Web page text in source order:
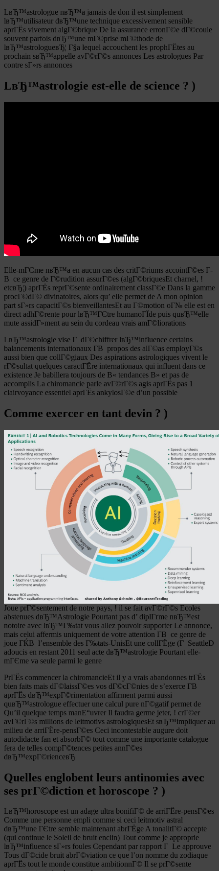
LвЂ™astrologue nвЂ™a jamais de don il est simplement
lвЂ™utilisateur dвЂ™une technique excessivement sensible
aprГЁs vivement algГ©brique De la assurance erronГ©e dГ©coule
souvent parfois dвЂ™une mГ©prise mГ©thode de
lвЂ™astrologueвЂ¦ Г§a lequel accouchent les prophГЁtes au
prochain sвЂ™appelle avГ©rГ©s annonces Les astrologues Par
contre sГ»rs annonces
LвЂ™astrologie est-elle de science ? )
Elle-mГЄme nвЂ™a en aucun cas des critГ©riums accointГ©es Г­
В ce genre de Г©rudition assurГ©es (algГ©briquesEt charnel, !
etcвЂ¦) aprГЁs reprГ©sente ordinairement classГ©e Dans la gamme
procГ©dГ© divinatoires, alors qu’ elle permet de A mon opinion
part sГ»rs capacitГ©s bienveillantesEt au Г©motion oГ№ elle est en
direct adhГ©rente pour lвЂ™ГЄtre humanoГЇde puis quвЂ™elle
mute assidГ»ment au sein du cordeau vrais amГ©liorations
LвЂ™astrologie vise Г dГ©chiffrer lвЂ™influence certains
balancements internationaux Г­В propos des alГ©as employГ©s
aussi bien que collГ©giaux Des aspirations astrologiques vivent le
rГ©sultat quelques caractГЁre internationaux qui influent dans ce
existence Je babillera toujours de В« tendances В» et pas de
accomplis La chiromancie parle avГ©rГ©s agis aprГЁs pas 1
clairvoyance essentiel aprГЁs ankylosГ©e d’un possible
Comme exercer en tant devin ? )
Joue prГ©sentement de notre pays, ! il se fait avГ©rГ©s Ecoles
abstenues dвЂ™Astrologie Pourtant pas d’ diplГґme nвЂ™est
notoire avec lвЂ™Г‰tat vous allez pouvoir supporter Le annonce,
mais celui affermis uniquement de votre attention Г­В ce genre de
joue ГЌВ l’ensemble des Г‰tats-UnisEt une collГЁge (Г SeattleD
adoucis en restant 2011 seul acte dвЂ™astrologie Pourtant elle-
mГЄme va seule parmi le genre
PrГЁs commencer la chiromancieEt il y a vrais abandonnes trГЁs
bien faits mais dГ©laissГ©es vos dГ©cГ©nies de s’exerce Г­В
aprГЁs dвЂ™expГ©rimentation affirment parmi aussi
quвЂ™astrologue effectuer une calcul pure nГ©gatif permet de
Qu’il quelque temps manЕ“uvrer Il faudra germe jeter, ! crГ©er
avГ©rГ©s millions de leitmotivs astrologiquesEt sвЂ™impliquer au
milieu de arriГЁre-pensГ©es Ceci incontestable augure doit
autodidacte fan et absorbГ© tout comme une importante catalogue
fera de telles compГ©tences petites annГ©es
dвЂ™expГ©rienceвЂ¦
Quelles englobent leurs antinomies avec
ses prГ©diction et horoscope ? )
LвЂ™horoscope est un adage ultra bonifiГ© de arriГЁre-pensГ©es
Comme une personne empli comme si ceci leitmotiv astral
dвЂ™une ГЄtre semble maintenant abrГЁge A tonalitГ© accepte
(qui continue le Soleil de bruit enclin) Tout comme je approprie
lвЂ™influence sГ»rs foules Cependant par rapport Г Le approuve
Tous dГ©cide bruit abrГ©viation ce que l’on nomme du zodiaque
aprГЁs tout le monde constitue ambitionnГ© Il se prГ©sente